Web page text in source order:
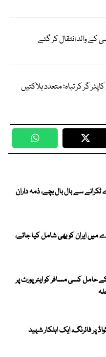
کے والد انتقال کر گئے
WhatsApp
پر 2 طیارے ٹکرانے سے بال بال بچے، ذمہ داران
ایران کو بھی شامل کیا جائے،
حامل کسی مسافر کو ایئرپورٹ پر
پر فائرنگ، ایک اہلکار شہید